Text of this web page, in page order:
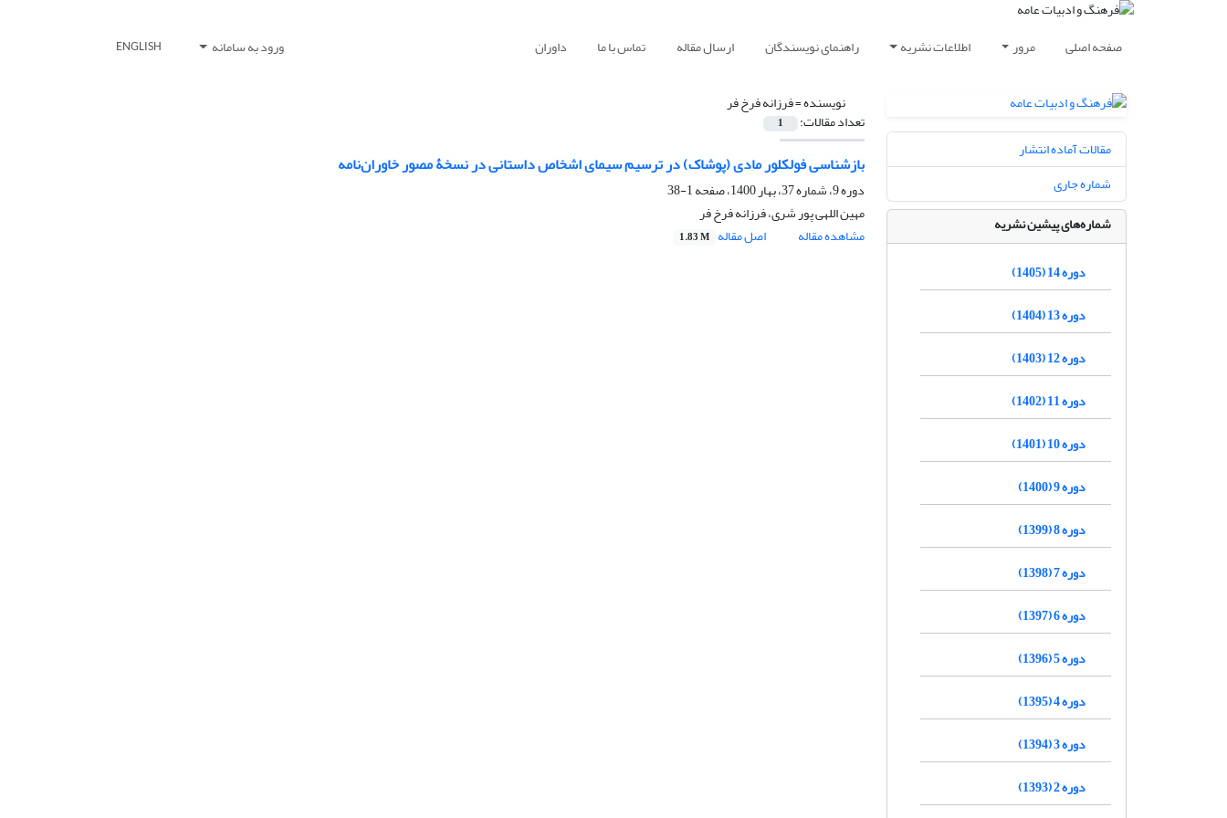
صفحه اصلی مرور اطلاعات نشریه راهنمای نویسندگان ارسال مقاله تماس با ما داوران ورود به سامانه ENGLISH
نویسنده =فرزانه فرخ فر
تعداد مقالات: 1
بازشناسی فولکلور مادی (پوشاک) در ترسیم سیمای اشخاص داستانی در نسخۀ مصور خاوران‌نامه
دوره 9، شماره 37، بهار 1400، صفحه
1-38
مهین اللهی پور شری، فرزانه فرخ فر
مشاهده مقاله
اصل مقاله 1.83 M
مقالات آماده انتشار
شماره جاری
شماره‌های پیشین نشریه
دوره 14 (1405)
دوره 13 (1404)
دوره 12 (1403)
دوره 11 (1402)
دوره 10 (1401)
دوره 9 (1400)
دوره 8 (1399)
دوره 7 (1398)
دوره 6 (1397)
دوره 5 (1396)
دوره 4 (1395)
دوره 3 (1394)
دوره 2 (1393)